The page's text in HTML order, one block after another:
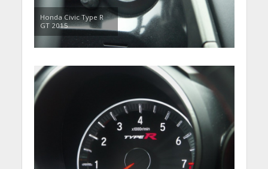
Honda Civic Type R
GT 2015